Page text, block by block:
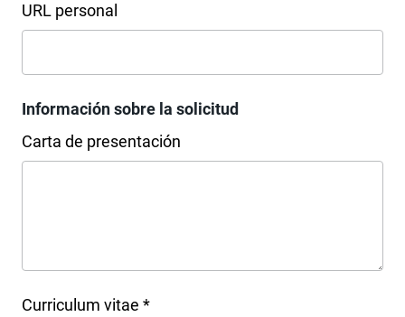
URL personal
Información sobre la solicitud
Carta de presentación
Curriculum vitae *